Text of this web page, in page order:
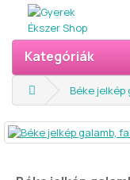
Kategóriák
Béke